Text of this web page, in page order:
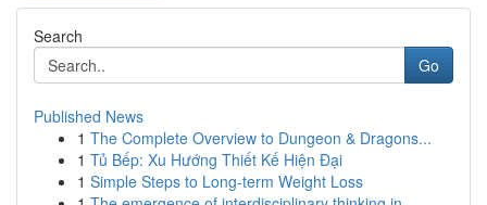
Search
Go
Published News
1 The Complete Overview to Dungeon & Dragons...
1 Tủ Bếp: Xu Hướng Thiết Kế Hiện Đại
1 Simple Steps to Long-term Weight Loss